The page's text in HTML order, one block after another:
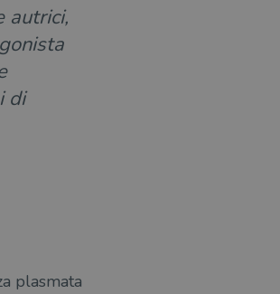
autrici,
di
plasmata